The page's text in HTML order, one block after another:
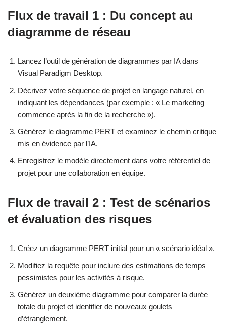
Flux de travail 1 : Du concept au
diagramme de réseau
Lancez l’outil de génération de diagrammes par IA dans
Visual Paradigm Desktop.
Décrivez votre séquence de projet en langage naturel, en
indiquant les dépendances (par exemple : « Le marketing
commence après la fin de la recherche »).
Générez le diagramme PERT et examinez le chemin critique
mis en évidence par l’IA.
Enregistrez le modèle directement dans votre référentiel de
projet pour une collaboration en équipe.
Flux de travail 2 : Test de scénarios
et évaluation des risques
Créez un diagramme PERT initial pour un « scénario idéal ».
Modifiez la requête pour inclure des estimations de temps
pessimistes pour les activités à risque.
Générez un deuxième diagramme pour comparer la durée
totale du projet et identifier de nouveaux goulets
d’étranglement.